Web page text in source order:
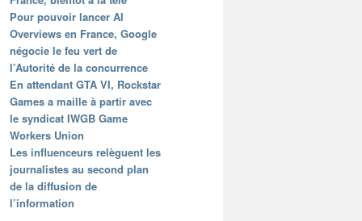
Pour pouvoir lancer AI
Overviews en France, Google
négocie le feu vert de
l’Autorité de la concurrence
En attendant GTA VI, Rockstar
Games a maille à partir avec
le syndicat IWGB Game
Workers Union
Les influenceurs relèguent les
journalistes au second plan
de la diffusion de
l’information